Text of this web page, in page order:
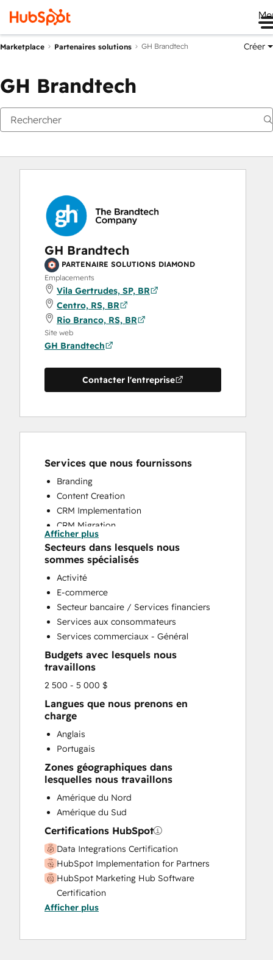
Marketplace Partenaires solutions GH Brandtech Créer
GH Brandtech
GH Brandtech
PARTENAIRE SOLUTIONS DIAMOND
Emplacements
Vila Gertrudes, SP, BR
Centro, RS, BR
Rio Branco, RS, BR
Site web
GH Brandtech
Contacter l'entreprise
Services que nous fournissons
Branding
Content Creation
CRM Implementation
CRM Migration
Full Inbound Marketing Services
HubSpot Onboarding
Sales and Marketing Alignment
Sales Enablement
Search Engine Optimization
Website Design
Afficher plus
Secteurs dans lesquels nous
sommes spécialisés
Activité
E-commerce
Secteur bancaire / Services financiers
Services aux consommateurs
Services commerciaux - Général
Budgets avec lesquels nous
travaillons
2 500 - 5 000 $
Langues que nous prenons en
charge
Anglais
Portugais
Zones géographiques dans
lesquelles nous travaillons
Amérique du Nord
Amérique du Sud
Certifications HubSpot
Data Integrations Certification
HubSpot Implementation for Partners
HubSpot Marketing Hub Software
Certification
HubSpot Marketing Software
HubSpot Sales Hub Software
Afficher plus